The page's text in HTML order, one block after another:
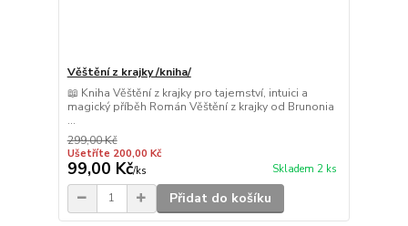
Věštění z krajky /kniha/
📖 Kniha Věštění z krajky pro tajemství, intuici a
magický příběh Román Věštění z krajky od Brunonia
...
299,00 Kč
Ušetříte 200,00 Kč
99,00 Kč/ks Skladem 2 ks
Přidat do košíku